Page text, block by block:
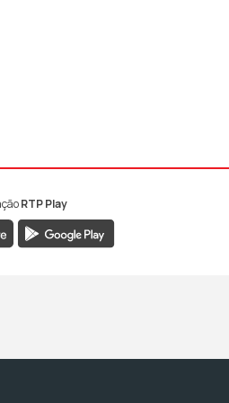
1 1
Antena 1
RTP Play